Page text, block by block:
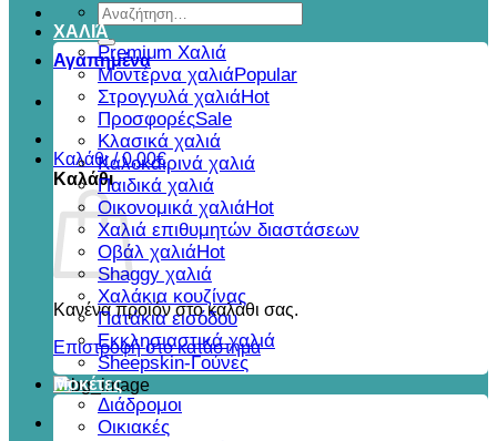
Αναζήτηση
για:
Αγαπημένα
Καλάθι /0,00€
Καλάθι
Κανένα προϊόν στο καλάθι σας.
Επιστροφή στο κατάστημα
ΧΑΛΙΆ
Premium Χαλιά
Μοντέρνα χαλιά
Στρογγυλά χαλιά
Προσφορές
Κλασικά χαλιά
Καλοκαιρινά χαλιά
Παιδικά χαλιά
Οικονομικά χαλιά
Χαλιά επιθυμητών διαστάσεων
Οβάλ χαλιά
Shaggy χαλιά
Χαλάκια κουζίνας
Πατάκια εισόδου
Εκκλησιαστικά χαλιά
Sheepskin-Γούνες
Μοκέτες
Διάδρομοι
Οικιακές